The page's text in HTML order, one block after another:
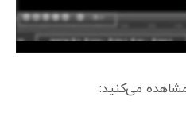
می‌کنید: